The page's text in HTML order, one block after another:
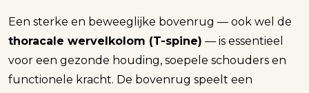
Een sterke en beweeglijke bovenrug — ook wel de
thoracale wervelkolom (T-spine) — is essentieel
voor een gezonde houding, soepele schouders en
functionele kracht. De bovenrug speelt een